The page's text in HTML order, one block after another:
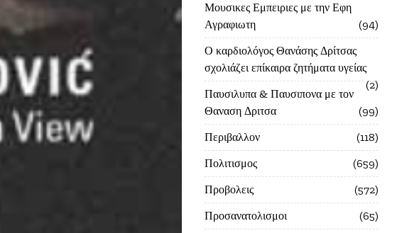
Μουσικες Εμπειριες με την Εφη
Αγραφιωτη
94
Ο καρδιολόγος Θανάσης Δρίτσας
σχολιάζει επίκαιρα ζητήματα υγείας
2
Παυσιλυπα & Παυσιπονα με τον
Θαναση Δριτσα
99
Περιβαλλον
118
Πολιτισμος
659
Προβολεις
572
Προσανατολισμοι
65